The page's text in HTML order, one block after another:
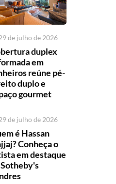
de julho de 2026
duplex
em
reúne pé-
duplo e
gourmet
de julho de 2026
é Hassan
Conheça o
em destaque
Sotheby's